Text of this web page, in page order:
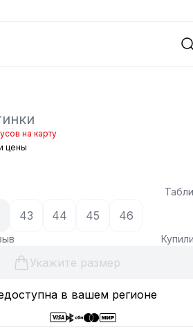
на карту
цены
43 44 45 46
Укажите размер
в вашем регионе